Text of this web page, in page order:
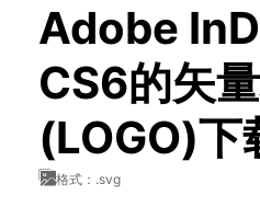
Adobe
CS6的矢
(LOGO)下
格式：.svg